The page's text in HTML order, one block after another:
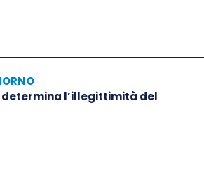
determina l’illegittimità del